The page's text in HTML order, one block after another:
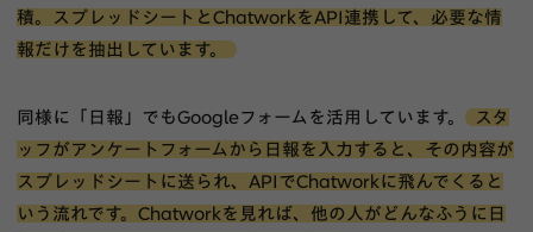
積。スプレッドシートとChatworkをAPI連携して、必要な情
報だけを抽出しています。
同様に「日報」でもGoogleフォームを活用しています。
スタ
ッフがアンケートフォームから日報を入力すると、その内容が
スプレッドシートに送られ、APIでChatworkに飛んでくると
いう流れです。Chatworkを見れば、他の人がどんなふうに日